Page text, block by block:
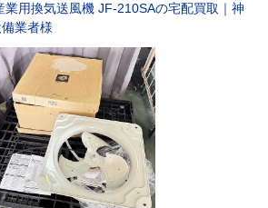
業用換気送風機 JF-210SAの宅配買取｜神
業者様